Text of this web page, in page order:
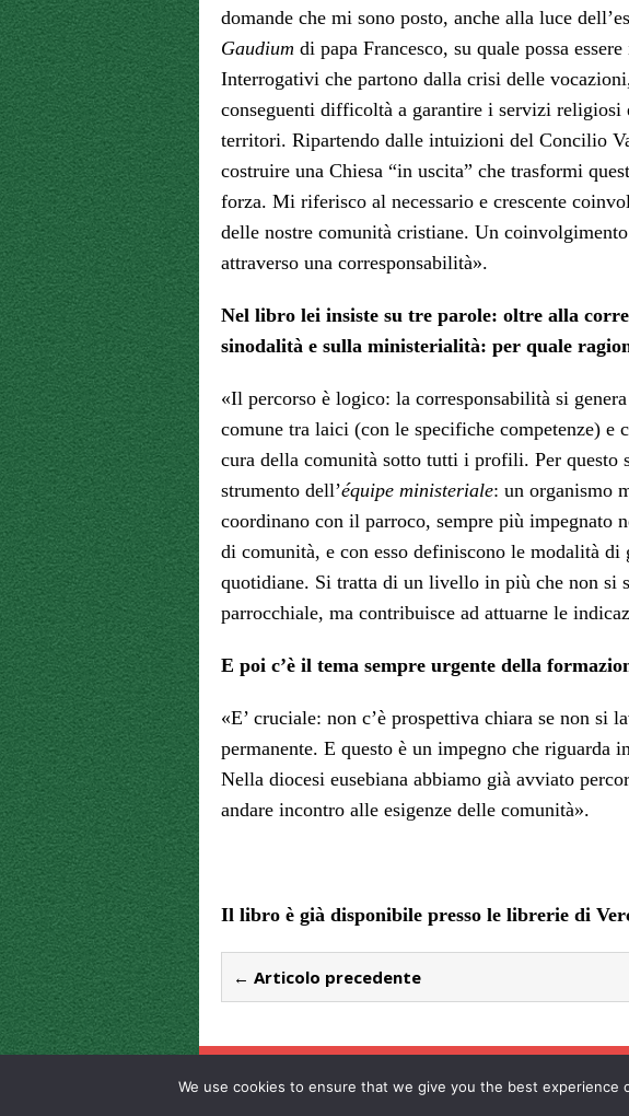
domande che mi sono posto, anche alla luce
Gaudium di papa Francesco, su quale possa
Interrogativi che partono dalla crisi delle
conseguenti difficoltà a garantire i servizi religiosi
territori. Ripartendo dalle intuizioni del Concilio
costruire una Chiesa “in uscita” che trasformi
forza. Mi riferisco al necessario e crescente
delle nostre comunità cristiane. Un
attraverso una corresponsabilità».
Nel libro lei insiste su tre parole: oltre alla
sinodalità e sulla ministerialità: per quale
«Il percorso è logico: la corresponsabilità si
comune tra laici (con le specifiche competenze) e
cura della comunità sotto tutti i profili. Per questo
strumento dell’équipe ministeriale: un organismo
coordinano con il parroco, sempre più impegnato
di comunità, e con esso definiscono le modalità
quotidiane. Si tratta di un livello in più che non si
parrocchiale, ma contribuisce ad attuarne le
E poi c’è il tema sempre urgente della
«E’ cruciale: non c’è prospettiva chiara se non si
permanente. E questo è un impegno che riguarda
Nella diocesi eusebiana abbiamo già avviato
andare incontro alle esigenze delle comunità».
Il libro è già disponibile presso le librerie di
← Articolo precedente
© 2013-2015 Tutti i diritti sono riservati. Giornale l'Eusebiano Soc. Coop.
We use cookies to ensure that we give you the best